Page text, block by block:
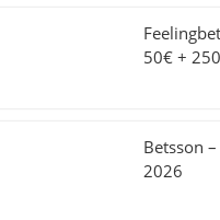
50€ +
Betsson
2026